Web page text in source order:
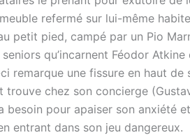
refermé sur lui-même
petit pied, campé par un Pio
qu’incarnent Féodor
remarque une fissure en haut de
trouve chez son concierge
besoin pour apaiser son anxiété
entrant dans son jeu dangereux.